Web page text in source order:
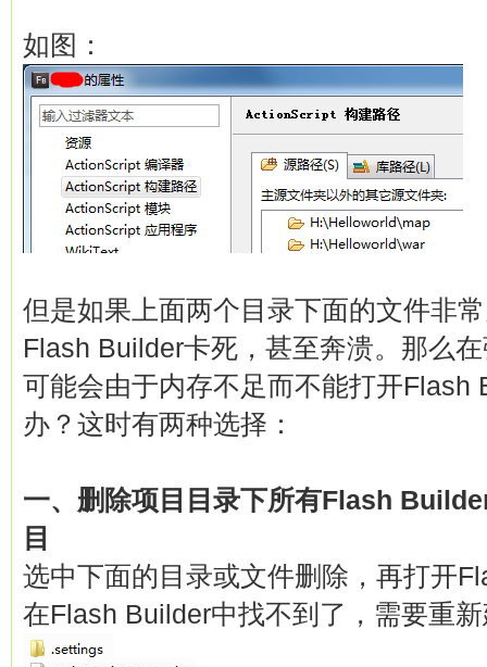
如图：
但是如果上面两个目录下面的文件非
Flash Builder卡死，甚至奔溃。那么
可能会由于内存不足而不能打开Flash
办？这时有两种选择：
一、删除项目目录下所有Flash
目
选中下面的目录或文件删除，再打开
在Flash Builder中找不到了，需要重